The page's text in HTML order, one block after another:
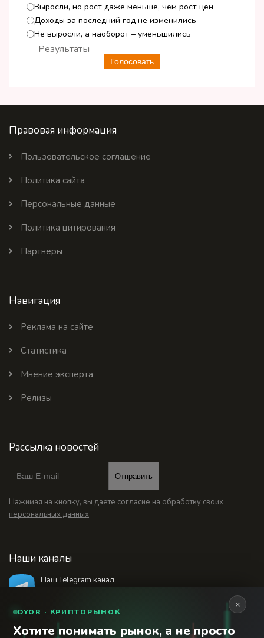
Выросли, но рост даже меньше, чем рост цен
Доходы за последний год не изменились
Не выросли, а наоборот – уменьшились
Голосовать
Результаты
Правовая информация
Пользовательское соглашение
Политика сайта
Персональные данные
Политика цитирования
Партнеры
Навигация
Реклама на сайте
Статистика
Мнение эксперта
Релизы
Рассылка новостей
Отправить
Нажимая на кнопку, вы даете согласие на обработку своих
персональных данных
Наши каналы
Наш Telegram канал
© 2026 Финансовый интернет-портал «Банки
×
DYOR · КРИПТОРЫНОК
Хотите понимать рынок, а не просто